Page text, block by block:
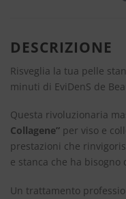
DESCRIZIONE
Risveglia la tua pelle
minuti di EviDenS de
Questa rivoluzionaria
Collagene” per viso e
prestazioni che
e stanca che ha
Un trattamento